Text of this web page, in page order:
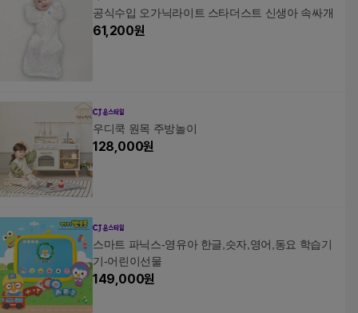
공식수입 오가닉라이트 스타더스트 신생아 속싸개
61,200원
우디쿡 원목 주방놀이
128,000원
스마트 파닉스-영유아 한글,슷자,영어,동요 학습기
기-어린이선물
149,000원